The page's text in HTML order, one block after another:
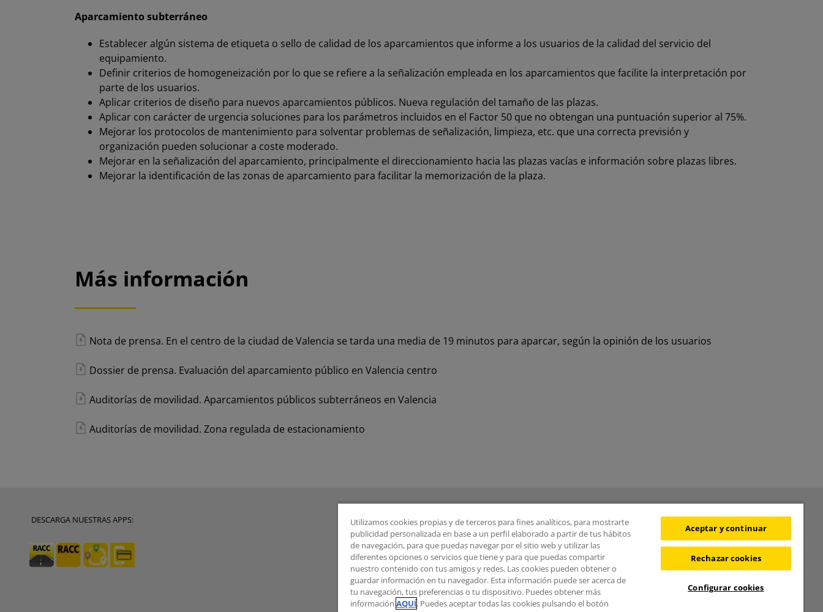
Aparcamiento subterráneo
Establecer algún sistema de etiqueta o sello de calidad de los aparcamientos que informe a los usuarios de la calidad del servicio del
equipamiento.
Definir criterios de homogeneización por lo que se refiere a la señalización empleada en los aparcamientos que facilite la interpretación por
parte de los usuarios.
Aplicar criterios de diseño para nuevos aparcamientos públicos. Nueva regulación del tamaño de las plazas.
Aplicar con carácter de urgencia soluciones para los parámetros incluidos en el Factor 50 que no obtengan una puntuación superior al 75%.
Mejorar los protocolos de mantenimiento para solventar problemas de señalización, limpieza, etc. que una correcta previsión y
organización pueden solucionar a coste moderado.
Mejorar en la señalización del aparcamiento, principalmente el direccionamiento hacia las plazas vacías e información sobre plazas libres.
Mejorar la identificación de las zonas de aparcamiento para facilitar la memorización de la plaza.
Más información
Nota de prensa. En el centro de la ciudad de Valencia se tarda una media de 19 minutos para aparcar, según la opinión de los usuarios
Dossier de prensa. Evaluación del aparcamiento público en Valencia centro
Auditorías de movilidad. Aparcamientos públicos subterráneos en Valencia
Auditorías de movilidad. Zona regulada de estacionamiento
DESCARGA NUESTRAS APPS: BOLETÍN
novedades del Área de
Utilizamos cookies propias y de terceros para fines analíticos, para mostrarte
publicidad personalizada en base a un perfil elaborado a partir de tus hábitos
de navegación, para que puedas navegar por el sitio web y utilizar las
diferentes opciones o servicios que tiene y para que puedas compartir
nuestro contenido con tus amigos y redes. Las cookies pueden obtener o
guardar información en tu navegador. Esta información puede ser acerca de
tu navegación, tus preferencias o tu dispositivo. Puedes obtener más
información AQUÍ. Puedes aceptar todas las cookies pulsando el botón
Aceptar y continuar
Rechazar cookies
Configurar cookies